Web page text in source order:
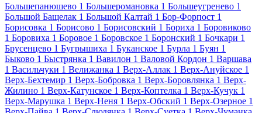
Большепанюшево 1 Большеромановка 1 Большеугренево 1
Большой Бащелак 1 Большой Калтай 1 Бор-Форпост 1
Борисовка 1 Борисово 1 Борисовский 1 Бориха 1 Боровиково
1 Боровиха 1 Боровое 1 Боровское 1 Боронский 1 Бочкари 1
Брусенцево 1 Бугрышиха 1 Буканское 1 Бурла 1 Буян 1
Быково 1 Быстрянка 1 Вавилон 1 Валовой Кордон 1 Варшава
1 Васильчуки 1 Велижанка 1 Верх-Аллак 1 Верх-Ануйское 1
Верх-Бехтемир 1 Верх-Бобровка 1 Верх-Боровлянка 1 Верх-
Жилино 1 Верх-Катунское 1 Верх-Коптелка 1 Верх-Кучук 1
Верх-Марушка 1 Верх-Неня 1 Верх-Обский 1 Верх-Озерное 1